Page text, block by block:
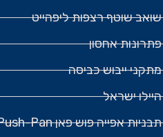
שואב שוטף רצפות ליפהייט
פתרונות אחסון
מתקני ייבוש כביסה
היילו ישראל
תבניות אפייה פוש פאן Push-Pan